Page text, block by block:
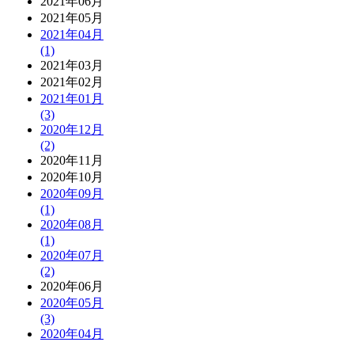
2021年05月
2021年04月
(1)
2021年03月
2021年02月
2021年01月
(3)
2020年12月
(2)
2020年11月
2020年10月
2020年09月
(1)
2020年08月
(1)
2020年07月
(2)
2020年06月
2020年05月
(3)
2020年04月